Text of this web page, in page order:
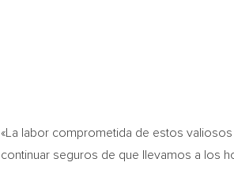
«La labor comprometida de estos
continuar seguros de que llevamos a los